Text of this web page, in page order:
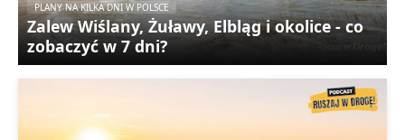
PLANY NA KILKA DNI W POLSCE
Zalew Wiślany, Żuławy, Elbląg i okolice - co
zobaczyć w 7 dni?